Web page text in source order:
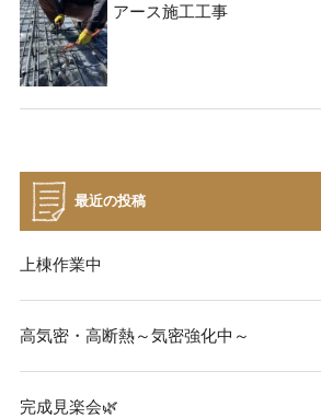
アース施工工事
最近の投稿
上棟作業中
高気密・高断熱～気密強化中～
完成見楽会🌿